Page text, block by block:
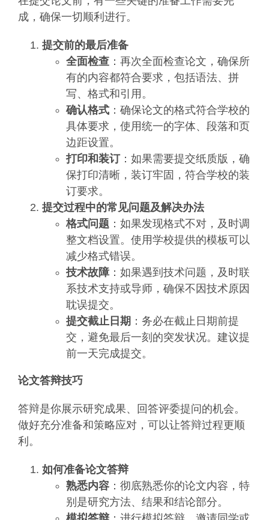
成，确保一切顺利进行。
提交前的最后准备
全面检查 ：再次全面检查论文，确保所
有的内容都符合要求，包括语法、拼
写、格式和引用。
确认格式 ：确保论文的格式符合学校的
具体要求，使用统一的字体、段落和页
边距设置。
打印和装订：如果需要提交纸质版，确
保打印清晰，装订牢固，符合学校的装
订要求。
提交过程中的常见问题及解决办法
格式问题 ：如果发现格式不对，及时调
整文档设置。使用学校提供的模板可以
减少格式错误。
技术故障 ：如果遇到技术问题，及时联
系技术支持或导师，确保不因技术原因
耽误提交。
提交截止日期 ：务必在截止日期前提
交，避免最后一刻的突发状况。建议提
前一天完成提交。
论文答辩技巧
答辩是你展示研究成果、回答评委提问的机会。
做好充分准备和策略应对，可以让答辩过程更顺
利。
如何准备论文答辩
熟悉内容 ：彻底熟悉你的论文内容，特
别是研究方法、结果和结论部分。